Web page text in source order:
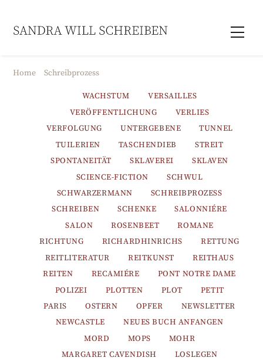
content
Home Schreibprozess
WACHSTUM
VERSAILLES
VERÖFFENTLICHUNG
VERLIES
VERFOLGUNG
UNTERGEBENE
TUNNEL
TUILERIEN
TASCHENDIEB
STREIT
SPONTANEITÄT
SKLAVEREI
SKLAVEN
SCIENCE-FICTION
SCHWUL
SCHWARZERMANN
SCHREIBPROZESS
SCHREIBEN
SCHENKE
SALONNIÉRE
SALON
ROSENBEET
ROMANE
RICHTUNG
RICHARDHINRICHS
RETTUNG
REITLITERATUR
REITKUNST
REITHAUS
REITEN
RECAMIÉRE
PONT NOTRE DAME
POLIZEI
PLOTTEN PLOT
PETIT
PARIS
OSTERN OPFER
NEWSLETTER
NEWCASTLE
NEUES BUCH ANFANGEN
MORD
MOPS
MOHR
MARGARET CAVENDISH
LOSLEGEN